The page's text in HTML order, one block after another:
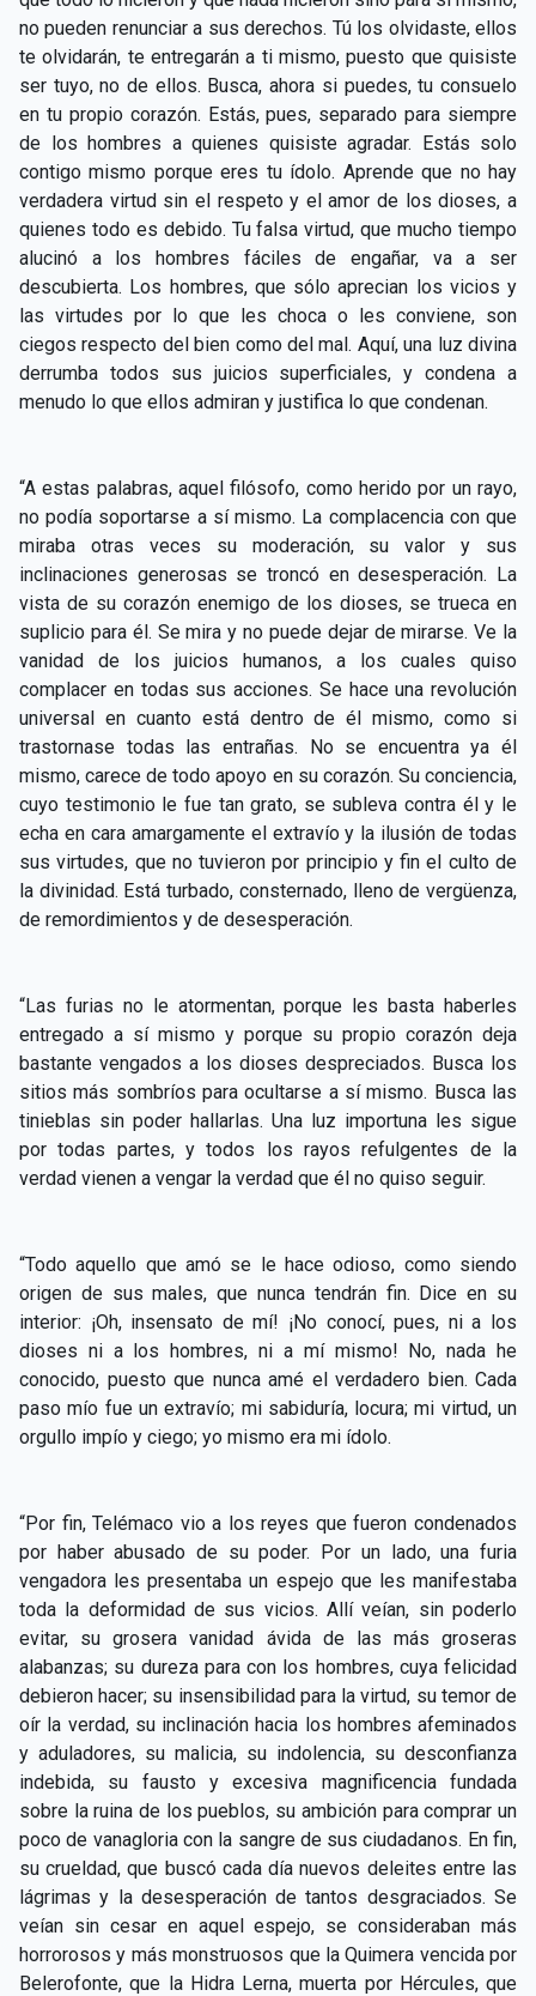
no pueden renunciar a sus derechos. Tú los olvidaste, ellos
te olvidarán, te entregarán a ti mismo, puesto que quisiste
ser tuyo, no de ellos. Busca, ahora si puedes, tu consuelo
en tu propio corazón. Estás, pues, separado para siempre
de los hombres a quienes quisiste agradar. Estás solo
contigo mismo porque eres tu ídolo. Aprende que no hay
verdadera virtud sin el respeto y el amor de los dioses, a
quienes todo es debido. Tu falsa virtud, que mucho tiempo
alucinó a los hombres fáciles de engañar, va a ser
descubierta. Los hombres, que sólo aprecian los vicios y
las virtudes por lo que les choca o les conviene, son
ciegos respecto del bien como del mal. Aquí, una luz divina
derrumba todos sus juicios superficiales, y condena a
menudo lo que ellos admiran y justifica lo que condenan.
“A estas palabras, aquel filósofo, como herido por un rayo,
no podía soportarse a sí mismo. La complacencia con que
miraba otras veces su moderación, su valor y sus
inclinaciones generosas se troncó en desesperación. La
vista de su corazón enemigo de los dioses, se trueca en
suplicio para él. Se mira y no puede dejar de mirarse. Ve la
vanidad de los juicios humanos, a los cuales quiso
complacer en todas sus acciones. Se hace una revolución
universal en cuanto está dentro de él mismo, como si
trastornase todas las entrañas. No se encuentra ya él
mismo, carece de todo apoyo en su corazón. Su conciencia,
cuyo testimonio le fue tan grato, se subleva contra él y le
echa en cara amargamente el extravío y la ilusión de todas
sus virtudes, que no tuvieron por principio y fin el culto de
la divinidad. Está turbado, consternado, lleno de vergüenza,
de remordimientos y de desesperación.
“Las furias no le atormentan, porque les basta haberles
entregado a sí mismo y porque su propio corazón deja
bastante vengados a los dioses despreciados. Busca los
sitios más sombríos para ocultarse a sí mismo. Busca las
tinieblas sin poder hallarlas. Una luz importuna les sigue
por todas partes, y todos los rayos refulgentes de la
verdad vienen a vengar la verdad que él no quiso seguir.
“Todo aquello que amó se le hace odioso, como siendo
origen de sus males, que nunca tendrán fin. Dice en su
interior: ¡Oh, insensato de mí! ¡No conocí, pues, ni a los
dioses ni a los hombres, ni a mí mismo! No, nada he
conocido, puesto que nunca amé el verdadero bien. Cada
paso mío fue un extravío; mi sabiduría, locura; mi virtud, un
orgullo impío y ciego; yo mismo era mi ídolo.
“Por fin, Telémaco vio a los reyes que fueron condenados
por haber abusado de su poder. Por un lado, una furia
vengadora les presentaba un espejo que les manifestaba
toda la deformidad de sus vicios. Allí veían, sin poderlo
evitar, su grosera vanidad ávida de las más groseras
alabanzas; su dureza para con los hombres, cuya felicidad
debieron hacer; su insensibilidad para la virtud, su temor de
oír la verdad, su inclinación hacia los hombres afeminados
y aduladores, su malicia, su indolencia, su desconfianza
indebida, su fausto y excesiva magnificencia fundada
sobre la ruina de los pueblos, su ambición para comprar un
poco de vanagloria con la sangre de sus ciudadanos. En fin,
su crueldad, que buscó cada día nuevos deleites entre las
lágrimas y la desesperación de tantos desgraciados. Se
veían sin cesar en aquel espejo, se consideraban más
horrorosos y más monstruosos que la Quimera vencida por
Belerofonte, que la Hidra Lerna, muerta por Hércules, que